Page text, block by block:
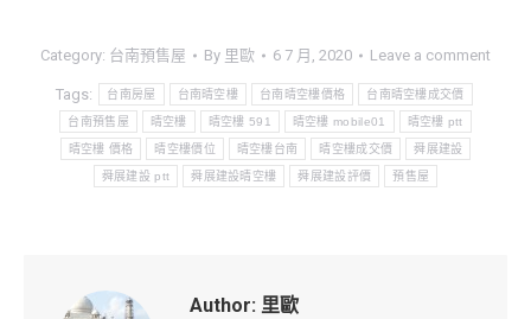
Category: 台南預售屋 By 里歐 6 7 月, 2020 Leave a comment
Tags: 台南房屋 台南晴空樓 台南晴空樓價格 台南晴空樓成交價
台南預售屋 晴空樓 晴空樓 591 晴空樓 mobile01 晴空樓 ptt
晴空樓 價格 晴空樓價位 晴空樓台南 晴空樓成交價 舜展建設
舜展建設 ptt 舜展建設晴空樓 舜展建設評價 預售屋
Author: 里歐